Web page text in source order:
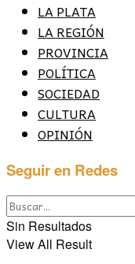
LA PLATA
LA REGIÓN
PROVINCIA
POLÍTICA
SOCIEDAD
CULTURA
OPINIÓN
Seguir en Redes
Sin Resultados
View All Result